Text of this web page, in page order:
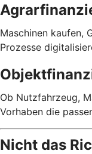
Maschinen kaufen,
Prozesse
Ob Nutzfahrzeug,
Vorhaben die
Nicht das